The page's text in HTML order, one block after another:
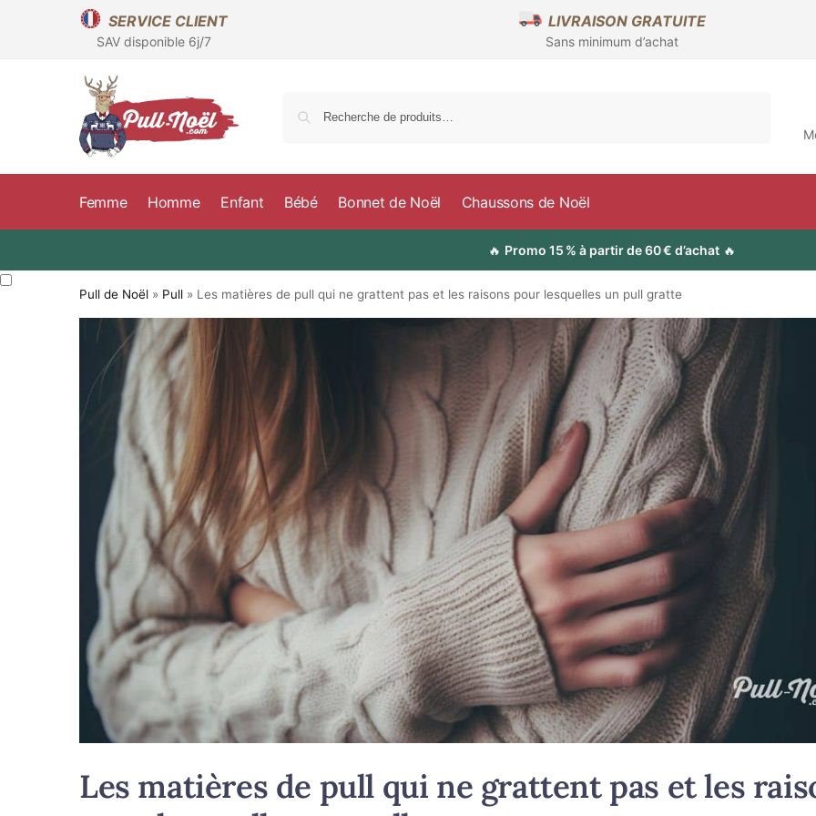
SERVICE CLIENT
SAV disponible 6j/7
LIVRAISON GRATUITE
Sans minimum d’achat
Femme Homme Enfant Bébé Bonnet de Noël Chaussons de Noël
🔥 Promo 15 % à partir de 60 € d’achat 🔥
Pull de Noël » Pull » Les matières de pull qui ne grattent pas et les raisons pour lesquelles un pull gratte
Les matières de pull qui ne grattent pas et les